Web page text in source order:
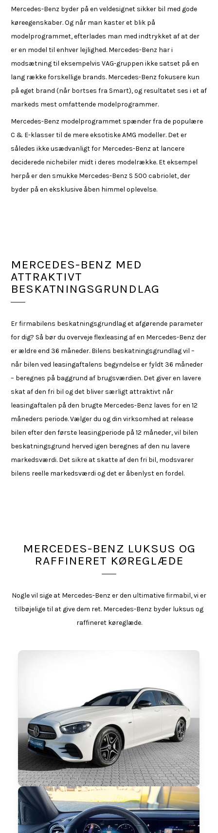
Mercedes-Benz byder på en veldesignet sikker bil med gode
køreegenskaber. Og når man kaster et blik på
modelprogrammet, efterlades man med indtrykket af at der
er en model til enhver lejlighed. Mercedes-Benz har i
modsætning til eksempelvis VAG-gruppen ikke satset på en
lang række forskellige brands. Mercedes-Benz fokusere kun
på eget brand (når bortses fra Smart), og resultatet ses i et af
markeds mest omfattende modelprogrammer.
Mercedes-Benz modelprogrammet spænder fra de populære
C & E-klasser til de mere eksotiske AMG modeller. Det er
således ikke usædvanligt for Mercedes-Benz at lancere
deciderede nichebiler midt i deres modelrække. Et eksempel
herpå er den smukke Mercedes-Benz S 500 cabriolet, der
byder på en eksklusive åben himmel oplevelse.
MERCEDES-BENZ MED
ATTRAKTIVT
BESKATNINGSGRUNDLAG
Er firmabilens beskatningsgrundlag et afgørende parameter
for dig? Så bør du overveje flexleasing af en Mercedes-Benz der
er ældre end 36 måneder. Bilens beskatningsgrundlag vil –
når bilen ved leasingaftalens begyndelse er fyldt 36 måneder
– beregnes på baggrund af brugsværdien. Det giver en lavere
skat af den fri bil og det bliver særligt attraktivt når
leasingaftalen på den brugte Mercedes-Benz laves for en 12
måneders periode. Vælger du og din virksomhed at release
bilen efter den første leasingperiode på 12 måneder, vil bilen
beskatningsgrund herved igen beregnes af den nu lavere
markedsværdi. Det sikre at skatte af den fri bil, modsvarer
bilens reelle markedsværdi og det er åbenlyst en fordel.
MERCEDES-BENZ LUKSUS OG
RAFFINERET KØREGLÆDE
Nogle vil sige at Mercedes-Benz er den ultimative firmabil, vi er
tilbøjelige til at give dem ret. Mercedes-Benz byder luksus og
raffineret køreglæde.